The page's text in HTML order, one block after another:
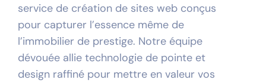
service de création de sites web conçus
pour capturer l’essence même de
l’immobilier de prestige. Notre équipe
dévouée allie technologie de pointe et
design raffiné pour mettre en valeur vos